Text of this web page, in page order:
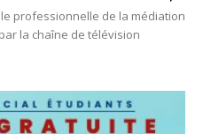
professionnelle de la médiation
la chaîne de télévision